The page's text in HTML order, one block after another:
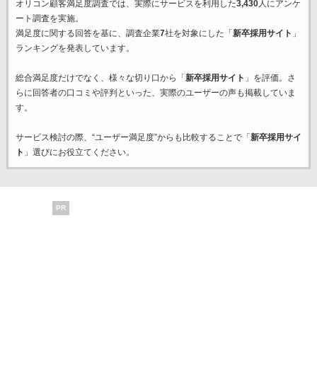
オリコン顧客満足度調査では、実際にサービスを利用した3,430人にアンケ
ート調査を実施。
満足度に関する回答を基に、調査企業7社を対象にした「 新卒採用サイト 」
ランキングを発表しています。
総合満足度だけでなく、様々な切り口から「 新卒採用サイト 」を評価。さ
らに回答者の口コミや評判といった、実際のユーザーの声も掲載していま
す。
サービス検討の際、“ユーザー満足度”からも比較することで「 新卒採用サイ
ト 」選びにお役立てください。
PR